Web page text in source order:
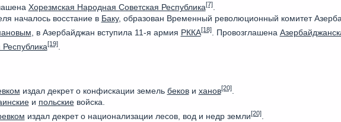
Хорезмская Народная Советская Республика[7].
началось восстание в Баку, образован Временный революционный комитет
, в Азербайджан вступила 11-я армия РККА[18]. Провозглашена
[19].
издал декрет о конфискации земель бекови ханов[20].
и польскиевойска.
издал декрет о национализации лесов, вод и недр земли[20].